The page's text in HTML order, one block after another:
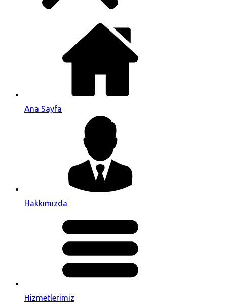
Ana Sayfa
Hakkımızda
Hizmetlerimiz